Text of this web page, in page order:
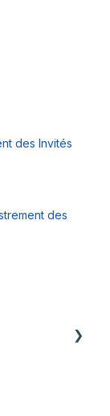
des Invités
des